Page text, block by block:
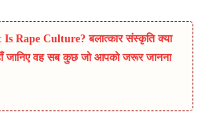
Rape Culture? बलात्कार संस्कृति क्या
जानिए वह सब कुछ जो आपको जरूर जानना